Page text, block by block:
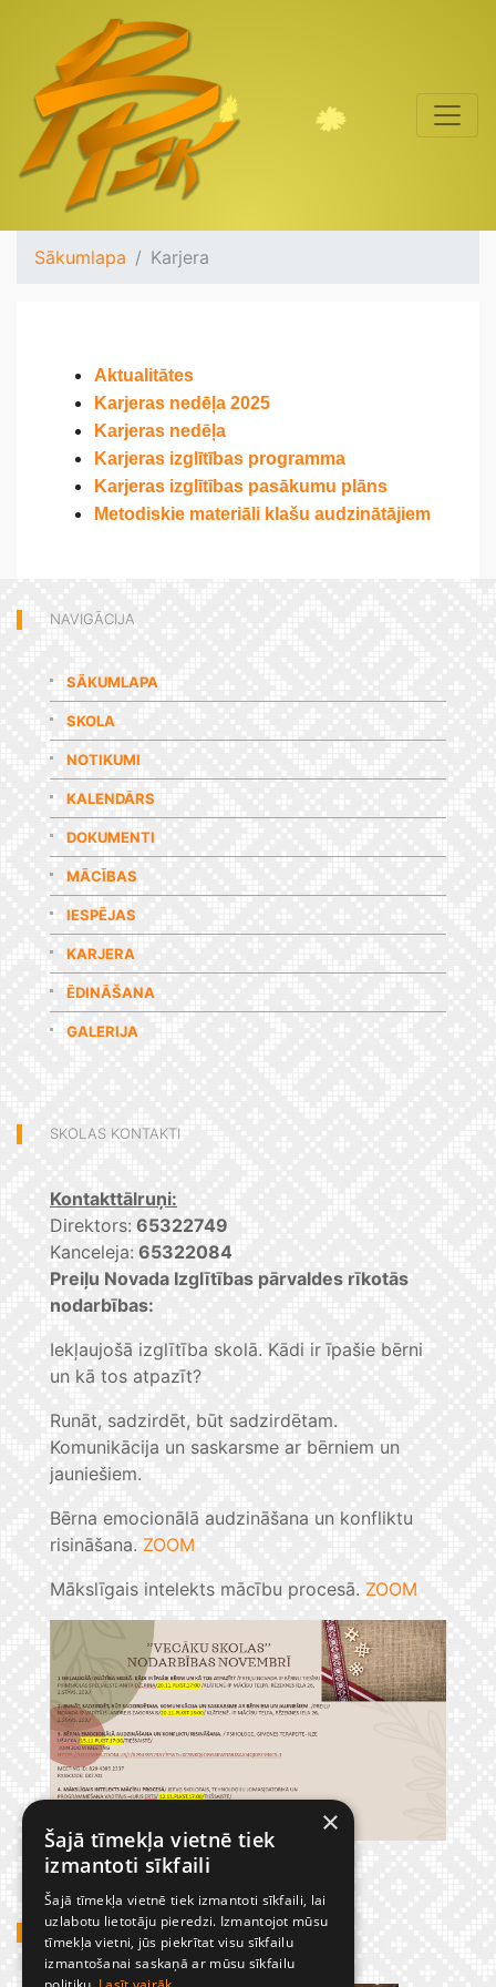
Sākumlapa Karjera
Aktualitātes
Karjeras nedēļa 2025
Karjeras nedēļa
Karjeras izglītības programma
Karjeras izglītības pasākumu plāns
Metodiskie materiāli klašu audzinātājiem
NAVIGĀCIJA
SĀKUMLAPA
SKOLA
NOTIKUMI
KALENDĀRS
DOKUMENTI
MĀCĪBAS
IESPĒJAS
KARJERA
ĒDINĀŠANA
GALERIJA
SKOLAS KONTAKTI
Kontakttālruņi:
Direktors: 65322749
Kanceleja: 65322084
Preiļu Novada Izglītības pārvaldes rīkotās
nodarbības:
Iekļaujošā izglītība skolā. Kādi ir īpašie bērni
un kā tos atpazīt?
Runāt, sadzirdēt, būt sadzirdētam.
Komunikācija un saskarsme ar bērniem un
jauniešiem.
Bērna emocionālā audzināšana un konfliktu
risināšana. ZOOM
Mākslīgais intelekts mācību procesā. ZOOM
GADĪJUMBILDES
×
Šajā tīmekļa vietnē tiek
izmantoti sīkfaili
Šajā tīmekļa vietnē tiek izmantoti sīkfaili, lai
uzlabotu lietotāju pieredzi. Izmantojot mūsu
tīmekļa vietni, jūs piekrītat visu sīkfailu
izmantošanai saskaņā ar mūsu sīkfailu